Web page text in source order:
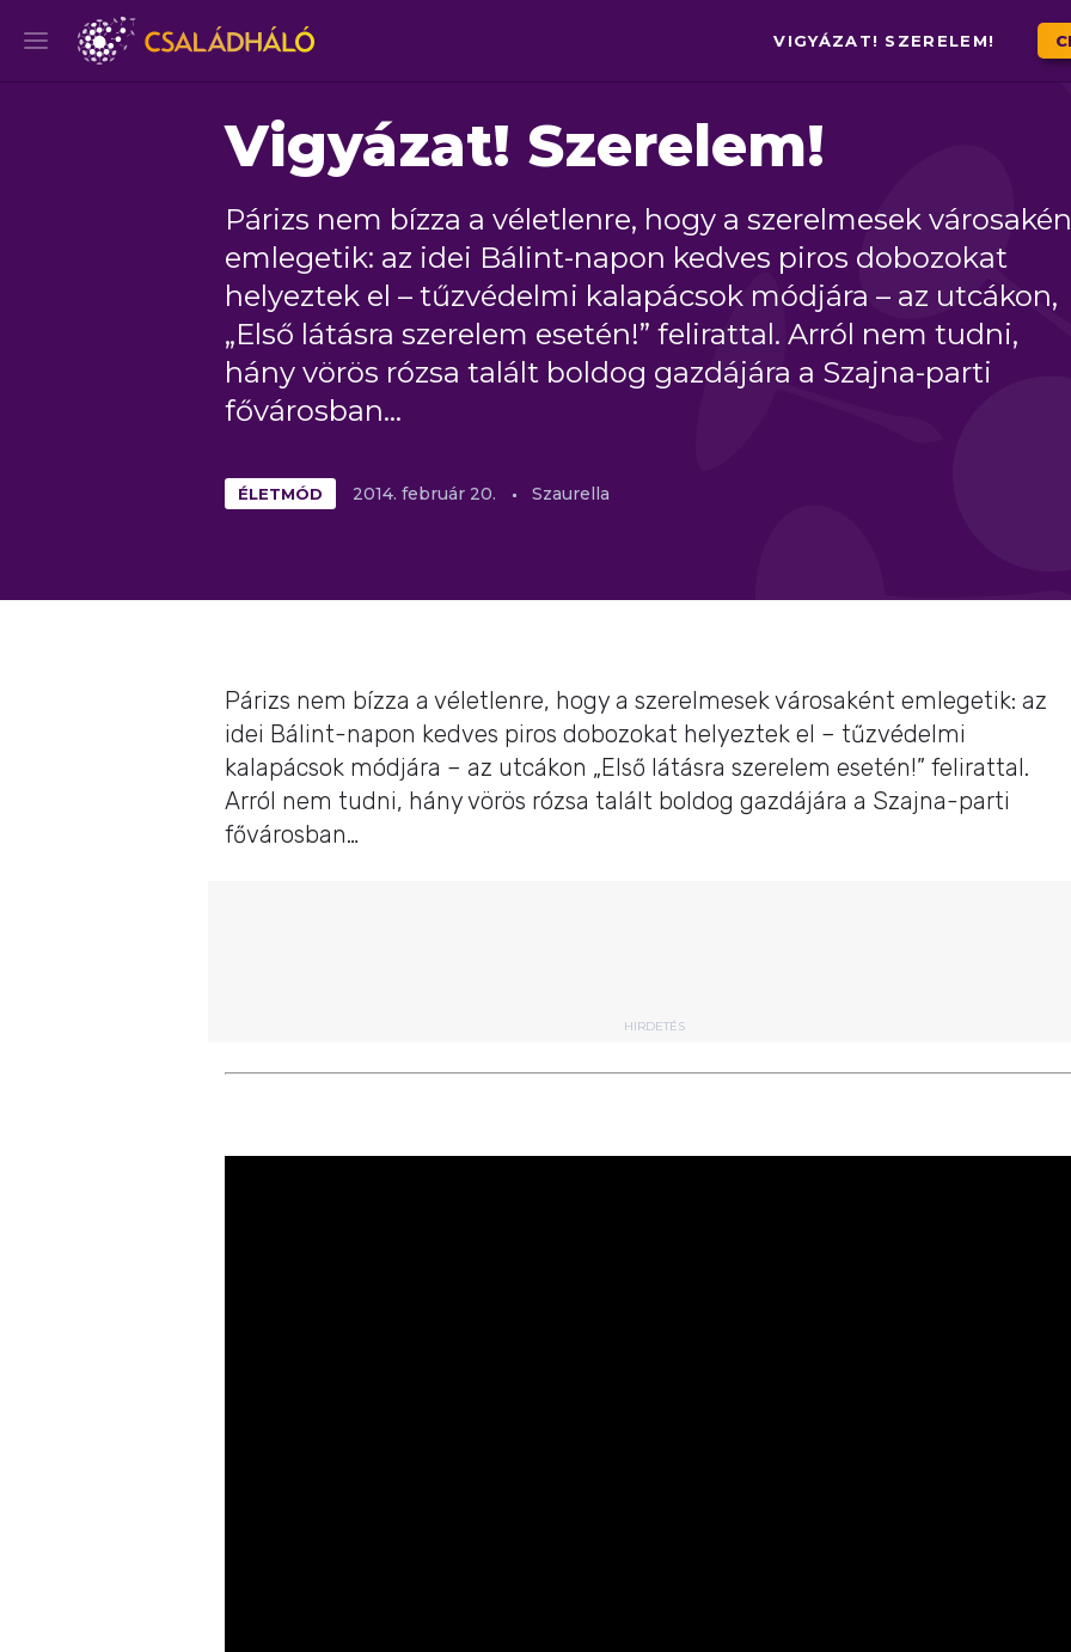
VIGYÁZAT! SZERELEM!
Vigyázat! Szerelem!
Párizs nem bízza a véletlenre, hogy a szerelmesek
emlegetik: az idei Bálint-napon kedves piros dobozokat
helyeztek el – tűzvédelmi kalapácsok módjára – az utcákon,
„Első látásra szerelem esetén!” felirattal. Arról nem tudni,
hány vörös rózsa talált boldog gazdájára a Szajna-parti
fővárosban…
ÉLETMÓD 2014. február 20. Szaurella
Párizs nem bízza a véletlenre, hogy a szerelmesek városaként emlegetik: az
idei Bálint-napon kedves piros dobozokat helyeztek el – tűzvédelmi
kalapácsok módjára – az utcákon „Első látásra szerelem esetén!” felirattal.
Arról nem tudni, hány vörös rózsa talált boldog gazdájára a Szajna-parti
fővárosban…
HIRDETÉS